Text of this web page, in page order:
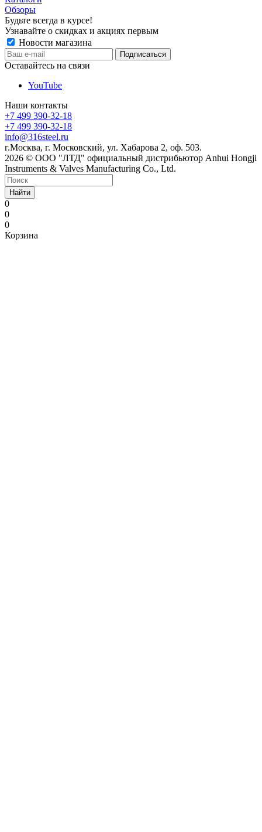
Обзоры
Будьте всегда в курсе!
Узнавайте о скидках и акциях первым
Новости магазина
Оставайтесь на связи
YouTube
Наши контакты
+7 499 390-32-18
+7 499 390-32-18
info@316steel.ru
г.Москва, г. Московский, ул. Хабарова 2, оф. 503.
2026 © ООО "ЛТД" официальный дистрибьютор Anhui Hongji
Instruments & Valves Manufacturing Co., Ltd.
Найти
0
0
0
Корзина